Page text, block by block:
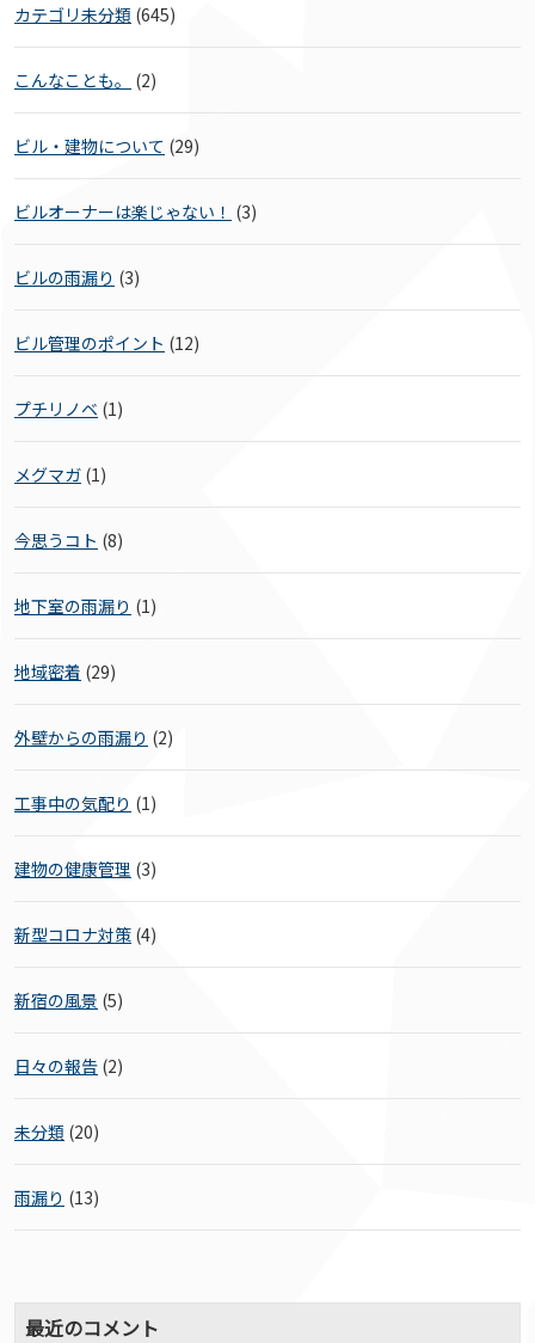
カテゴリ未分類 (645)
こんなことも。 (2)
ビル・建物について (29)
ビルオーナーは楽じゃない！ (3)
ビルの雨漏り (3)
ビル管理のポイント (12)
プチリノベ (1)
メグマガ (1)
今思うコト (8)
地下室の雨漏り (1)
地域密着 (29)
外壁からの雨漏り (2)
工事中の気配り (1)
建物の健康管理 (3)
新型コロナ対策 (4)
新宿の風景 (5)
日々の報告 (2)
未分類 (20)
雨漏り (13)
最近のコメント